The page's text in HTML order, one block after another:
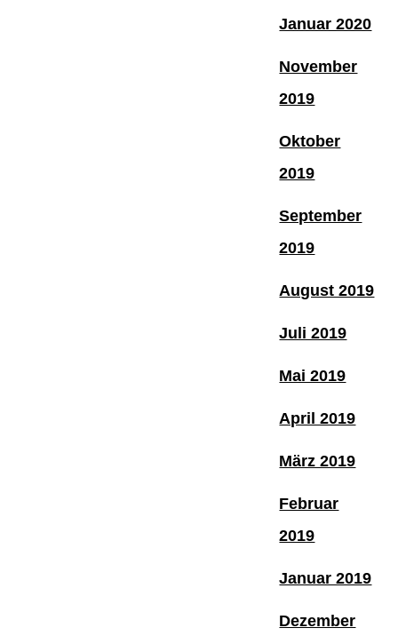
Januar 2020
November
2019
Oktober
2019
September
2019
August 2019
Juli 2019
Mai 2019
April 2019
März 2019
Februar
2019
Januar 2019
Dezember